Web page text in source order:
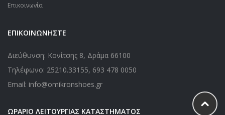
Επικοινωνία
ΕΠΙΚΟΙΝΩΝΗΣΤΕ
Διεύθυνση: Κονίτσης 8, Δράμα 66100
Τηλέφωνο: 25210.33155, 693 478 0050
Email: info@omikronshoes.gr
ΩΡΑΡΙΟ ΛΕΙΤΟΥΡΓΙΑΣ ΚΑΤΑΣΤΗΜΑΤΟΣ